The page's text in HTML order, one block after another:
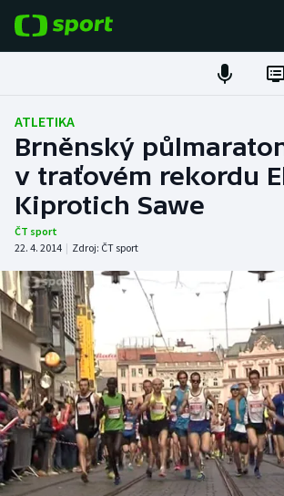
Fotbal
Hokej
Tenis
Atletika
Cyklistika
DALŠÍ SPORTY
Americký fotbal
Baseball a softbal
Basketbal
NEPŘEHLÉDNĚTE
Soutěže
Historické návraty
ATLETIKA
Brněnský
v traťovém rekordu
Kiprotich Sawe
ČT sport
22. 4. 2014 | Zdroj: ČT sport